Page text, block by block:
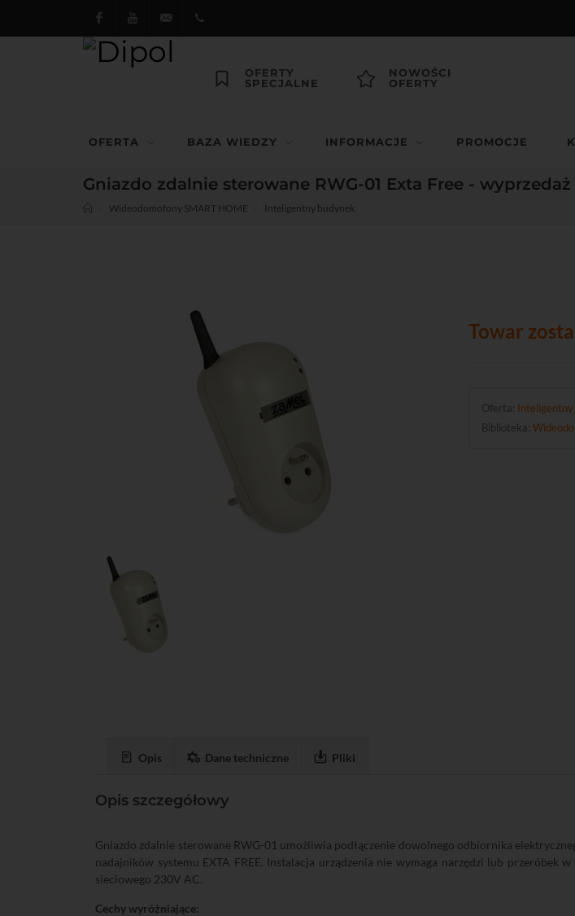
FacebookYoutubedipol@dipol.com.pl
OFERTY
SPECJALNE
NOWOŚCI
OFERTY
OFERTA BAZA WIEDZY INFORMACJE PROMOCJE
Gniazdo zdalnie sterowane RWG-01 Exta Free - wyprzedaż
Wideodomofony SMART HOME Inteligentny budynek
Towar
Oferta: Inteligentny
Biblioteka:
Opis Dane techniczne Pliki
Opis szczegółowy
Gniazdo zdalnie sterowane RWG-01 umożliwia podłączenie dowolnego odbiornika
nadajników systemu EXTA FREE. Instalacja urządzenia nie wymaga narzędzi lub
sieciowego 230V AC.
Cechy wyróżniające: